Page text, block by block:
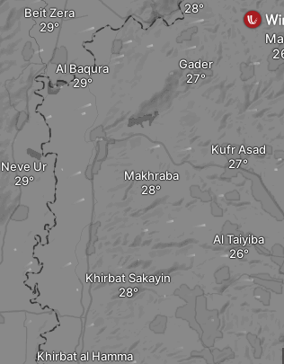
Khirbat Sakayin
Khirbat al Hamma
Al Taiyiba
Beit Zera
Makhraba
Al Baqura
Neve Ur
Kufr Asad
Gader